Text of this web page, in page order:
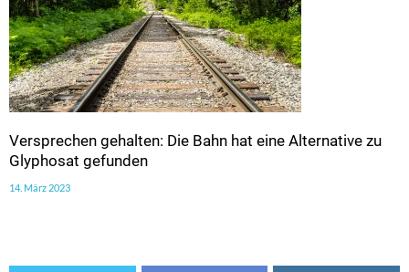
Versprechen gehalten: Die Bahn hat eine Alternative zu
Glyphosat gefunden
14. März 2023